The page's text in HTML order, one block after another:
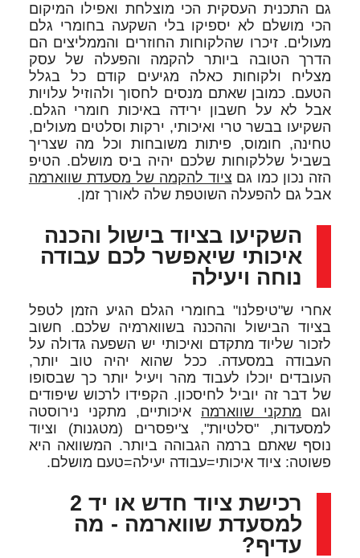
גם התכנית העסקית הכי מוצלחת ואפילו המיקום
הכי מושלם לא יספיקו בלי השקעה בחומרי גלם
מעולים. זיכרו שהלקוחות החוזרים והממליצים הם
הדרך הטובה ביותר להקמה והפעלה של עסק
מצליח ולקוחות כאלה מגיעים קודם כל בגלל
הטעם. כמובן שאתם מנסים לחסוך ולהוזיל עלויות
אבל לא על חשבון ירידה באיכות חומרי הגלם.
השקיעו בבשר טרי ואיכותי, ירקות וסלטים מעולים,
טחינה, חומוס, פיתות משובחות וכל מה שצריך
בשביל שללקוחות שלכם יהיה ביס מושלם. הטיפ
הזה נכון כמו גם ציוד להקמה של מסעדת שווארמה
אבל גם להפעלה השוטפת שלה לאורך זמן.
השקיעו בציוד בישול והכנה
איכותי שיאפשר לכם עבודה
נוחה ויעילה
אחרי ש"טיפלנו" בחומרי הגלם הגיע הזמן לטפל
בציוד הבישול וההכנה בשווארמיה שלכם. חשוב
לזכור שליוד מתקדם ואיכותי יש השפעה גדולה על
העבודה במסעדה. ככל שהוא יהיה טוב יותר,
העובדים יוכלו לעבוד מהר ויעיל יותר כך שבסופו
של דבר זה יוביל לחיסכון. הקפידו לרכוש שיפודים
וגם מתקני שווארמה איכותיים, מתקני נירוסטה
למסעדות, "סלטיות", צ'יפסרים (מטגנות) וציוד
נוסף שאתם ברמה הגבוהה ביותר. המשוואה היא
פשוטה: ציוד איכותי=עבודה יעילה=טעם מושלם.
רכישת ציוד חדש או יד 2
למסעדת שווארמה - מה
עדיף?